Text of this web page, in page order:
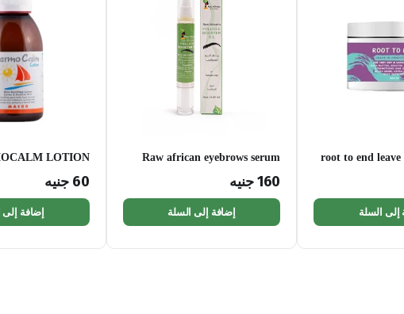
root to end
إلى السلة
Raw african eyebrows serum
160 جنيه
إضافة إلى السلة
LOTION
60 جنيه
إضافة إلى